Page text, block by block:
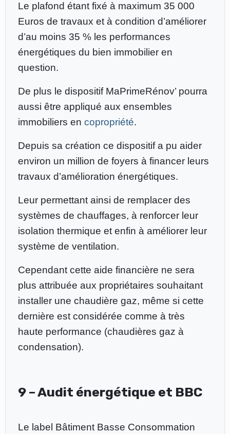
Le plafond étant fixé à maximum 35 000
Euros de travaux et à condition d’améliorer
d’au moins 35 % les performances
énergétiques du bien immobilier en
question.
De plus le dispositif MaPrimeRénov’ pourra
aussi être appliqué aux ensembles
immobiliers en copropriété.
Depuis sa création ce dispositif a pu aider
environ un million de foyers à financer leurs
travaux d’amélioration énergétiques.
Leur permettant ainsi de remplacer des
systèmes de chauffages, à renforcer leur
isolation thermique et enfin à améliorer leur
système de ventilation.
Cependant cette aide financière ne sera
plus attribuée aux propriétaires souhaitant
installer une chaudière gaz, même si cette
dernière est considérée comme à très
haute performance (chaudières gaz à
condensation).
9 – Audit énergétique et BBC
Le label Bâtiment Basse Consommation